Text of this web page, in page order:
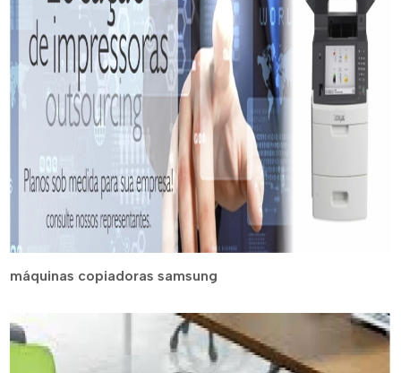
máquinas copiadoras samsung